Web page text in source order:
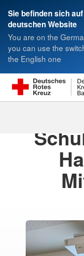
Sie befinden sich
deutschen Website
You are on the
you can use the
the English one
Suche